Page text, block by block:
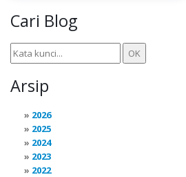
Cari Blog
Arsip
2026
2025
2024
2023
2022